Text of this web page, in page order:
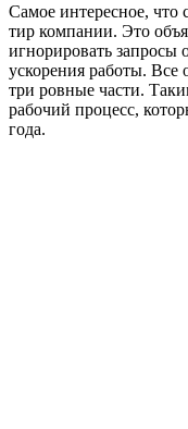
Самое интересное, что
тир компании. Это
игнорировать запросы
ускорения работы. Все
три ровные части.
рабочий процесс,
года.